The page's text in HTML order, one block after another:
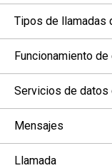
Tipos de llamadas
Funcionamiento
Servicios de datos
Mensajes
Llamada